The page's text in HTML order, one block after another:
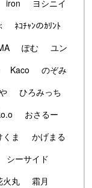
iron
ヨシニイ
ﾈｺﾁｬﾝのｶﾘﾝﾄ
ぽむ
ユン
Kaco
のぞみ
ひろみっち
おさるー
くま
かげまる
シーサイド
火丸
霜月